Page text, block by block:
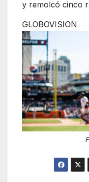
y remolcó cinco
GLOBOVISION